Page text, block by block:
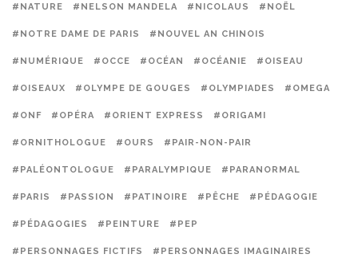
#NATURE #NELSON MANDELA #NICOLAUS #NOËL
#NOTRE DAME DE PARIS #NOUVEL AN CHINOIS
#NUMÉRIQUE #OCCE #OCÉAN #OCÉANIE #OISEAU
#OISEAUX #OLYMPE DE GOUGES #OLYMPIADES #OMEGA
#ONF #OPÉRA #ORIENT EXPRESS #ORIGAMI
#ORNITHOLOGUE #OURS #PAIR-NON-PAIR
#PALÉONTOLOGUE #PARALYMPIQUE #PARANORMAL
#PARIS #PASSION #PATINOIRE #PÊCHE #PÉDAGOGIE
#PÉDAGOGIES #PEINTURE #PEP
#PERSONNAGES FICTIFS #PERSONNAGES IMAGINAIRES